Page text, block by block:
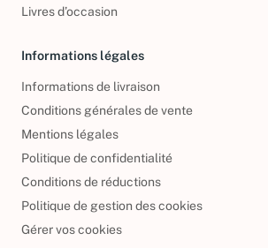
Livres d’occasion
Informations légales
Informations de livraison
Conditions générales de vente
Mentions légales
Politique de confidentialité
Conditions de réductions
Politique de gestion des cookies
Gérer vos cookies